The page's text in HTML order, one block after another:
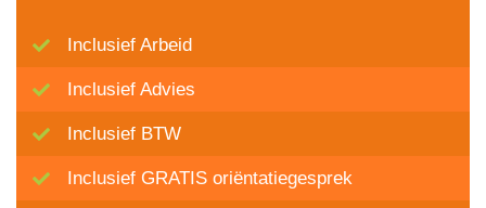
Inclusief Arbeid
Inclusief Advies
Inclusief BTW
Inclusief GRATIS oriëntatiegesprek